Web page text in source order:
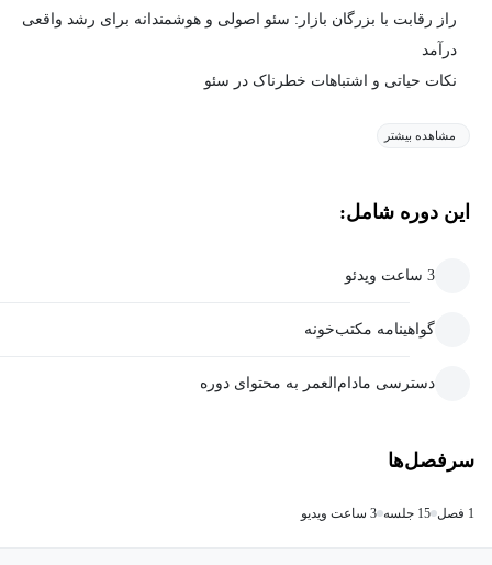
راز رقابت با بزرگان بازار: سئو اصولی و هوشمندانه برای رشد واقعی
درآمد
نکات حیاتی و اشتباهات خطرناک در سئو
مشاهده بیشتر
این دوره شامل:
3 ساعت ویدئو
گواهینامه مکتب‌خونه
دسترسی مادام‌العمر به محتوای دوره
سرفصل‌ها
1 فصل 15 جلسه 3 ساعت ویدیو